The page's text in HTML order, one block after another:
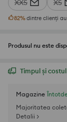
XXS XS
82%dintre clienți
Produsul nu este
Timpul și
Magazine
Majoritatea
Detalii >